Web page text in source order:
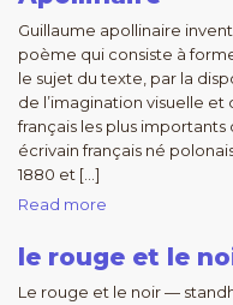
Guillaume apollinaire
poème qui consiste à
le sujet du texte, par la
de l’imagination visuelle
français les plus
écrivain français né
1880 et […]
Read more
le rouge et le
Le rouge et le noir —